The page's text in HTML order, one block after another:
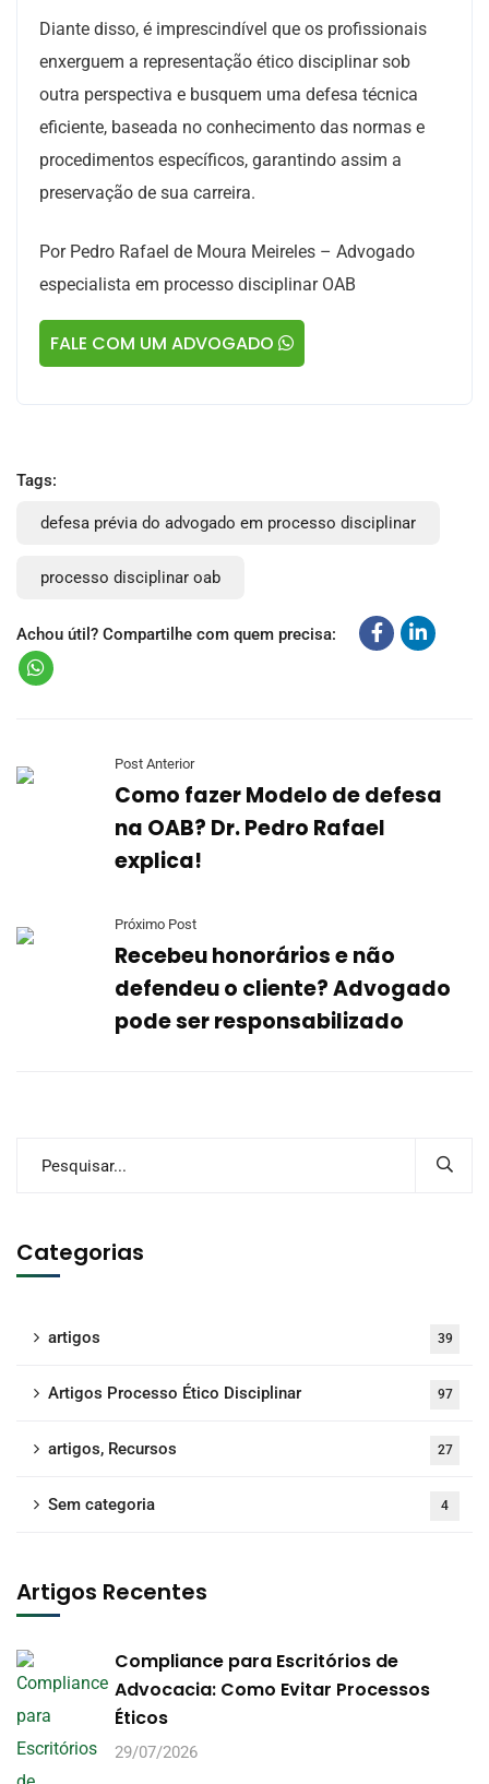
Diante disso, é imprescindível que os profissionais
enxerguem a representação ético disciplinar sob
outra perspectiva e busquem uma defesa técnica
eficiente, baseada no conhecimento das normas e
procedimentos específicos, garantindo assim a
preservação de sua carreira.
Por Pedro Rafael de Moura Meireles – Advogado
especialista em processo disciplinar OAB
FALE COM UM ADVOGADO
Tags:
defesa prévia do advogado em processo disciplinar
processo disciplinar oab
Achou útil? Compartilhe com quem precisa:
Post Anterior
Como fazer Modelo de defesa
na OAB? Dr. Pedro Rafael
explica!
Próximo Post
Recebeu honorários e não
defendeu o cliente? Advogado
pode ser responsabilizado
Categorias
artigos 39
Artigos Processo Ético Disciplinar 97
artigos, Recursos 27
Sem categoria 4
Artigos Recentes
Compliance para Escritórios de
Advocacia: Como Evitar Processos
Éticos
29/07/2026